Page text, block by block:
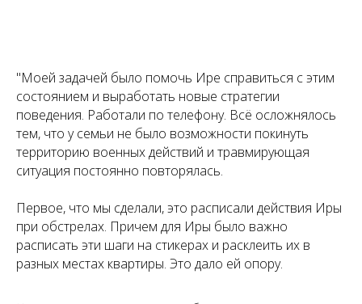
"Моей задачей было помочь Ире справиться с этим
состоянием и выработать новые стратегии
поведения. Работали по телефону. Всё осложнялось
тем, что у семьи не было возможности покинуть
территорию военных действий и травмирующая
ситуация постоянно повторялась.
Первое, что мы сделали, это расписали действия Иры
при обстрелах. Причем для Иры было важно
расписать эти шаги на стикерах и расклеить их в
разных местах квартиры. Это дало ей опору.